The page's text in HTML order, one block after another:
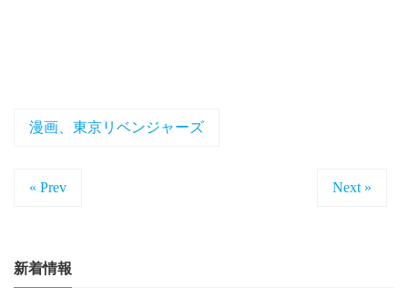
漫画、東京リベンジャーズ
« Prev Next »
新着情報